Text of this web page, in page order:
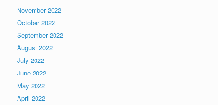
November 2022
October 2022
September 2022
August 2022
July 2022
June 2022
May 2022
April 2022